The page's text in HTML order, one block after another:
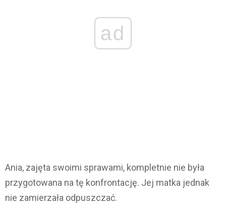
ad
Ania, zajęta swoimi sprawami, kompletnie nie była
przygotowana na tę konfrontację. Jej matka jednak
nie zamierzała odpuszczać.